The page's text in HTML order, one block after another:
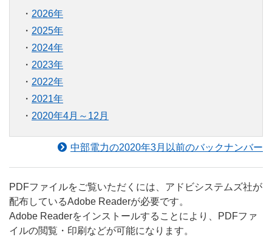
2026年
2025年
2024年
2023年
2022年
2021年
2020年4月～12月
中部電力の2020年3月以前のバックナンバー
PDFファイルをご覧いただくには、アドビシステムズ社が
配布しているAdobe Readerが必要です。
Adobe Readerをインストールすることにより、PDFファ
イルの閲覧・印刷などが可能になります。